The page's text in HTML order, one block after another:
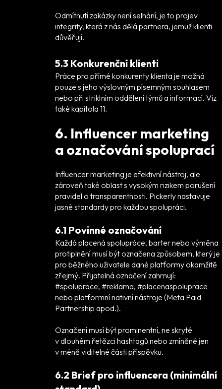
Odmítnutí zakázky není selhání, je to projev
integrity, která z nás dělá partnera, jemuž klienti
důvěřují.
5.3 Konkurenční klienti
Práce pro přímé konkurenty klienta je možná
pouze s jeho výslovným písemným souhlasem
nebo při striktním oddělení týmů a informací. Viz
také kapitola 11.
6. Influencer marketing
a označování spoluprací
Influencer marketing je efektivní nástroj, ale
zároveň také oblast s vysokým rizikem porušení
pravidel o transparentnosti. Pickerly nastavuje
jasné standardy pro každou spolupráci.
6.1 Povinné označování
Každá placená spolupráce, barter nebo výměna
protiplnění musí být označena způsobem, který je
pro běžného uživatele dané platformy okamžitě
zřejmý. Přijatelná označení zahrnují:
#spoluprace, #reklama, #placenaspoluprace
nebo platformní nativní nástroje (Meta Paid
Partnership apod.).
Označení musí být prominentní, ne skryté
v dlouhém řetězci hashtagů nebo zmíněné jen
v méně viditelné části příspěvku.
6.2 Brief pro influencera (minimální